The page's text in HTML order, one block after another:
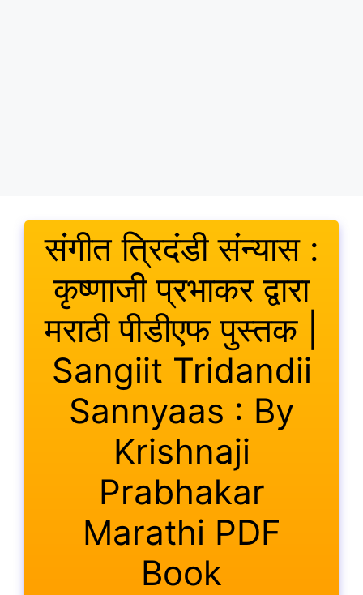
संगीत त्रिदंडी संन्यास :
कृष्णाजी प्रभाकर द्वारा
मराठी पीडीएफ पुस्तक |
Sangiit Tridandii
Sannyaas : By
Krishnaji
Prabhakar
Marathi PDF
Book